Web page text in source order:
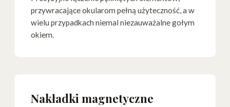
przywracające okularom pełną użyteczność, a w
wielu przypadkach niemal niezauważalne gołym
okiem.
Nakładki magnetyczne